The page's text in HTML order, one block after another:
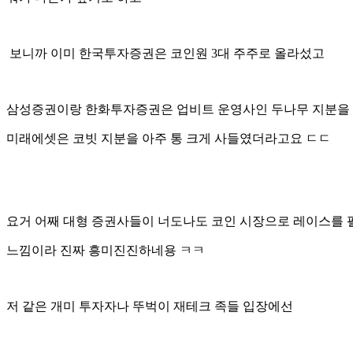
보니까 이미 한국투자증권은 코인원 3대 주주로 올라섰고
삼성증권이랑 한화투자증권은 업비트 운영사인 두나무 지분을
미래에셋은 코빗 지분을 아주 통 크게 사들였더라고요 ㄷㄷ
요거 어째 대형 증권사들이 너도나도 코인 시장으로 레이스를
느낌이라 진짜 흥미진진하네용 ㅋㅋ
저 같은 개미 투자자나 뚜벅이 재테크 족들 입장에선